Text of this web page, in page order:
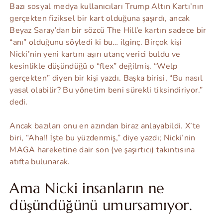
Bazı sosyal medya kullanıcıları Trump Altın Kartı’nın
gerçekten fiziksel bir kart olduğuna şaşırdı, ancak
Beyaz Saray’dan bir sözcü The Hill’e kartın sadece bir
“anı” olduğunu söyledi ki bu… ilginç. Birçok kişi
Nicki’nin yeni kartını aşırı utanç verici buldu ve
kesinlikle düşündüğü o “flex” değilmiş. “Welp
gerçekten” diyen bir kişi yazdı. Başka birisi, “Bu nasıl
yasal olabilir? Bu yönetim beni sürekli tiksindiriyor.”
dedi.
Ancak bazıları onu en azından biraz anlayabildi. X’te
biri, “Aha!! İşte bu yüzdenmiş,” diye yazdı; Nicki’nin
MAGA hareketine dair son (ve şaşırtıcı) takıntısına
atıfta bulunarak.
Ama Nicki insanların ne
düşündüğünü umursamıyor.